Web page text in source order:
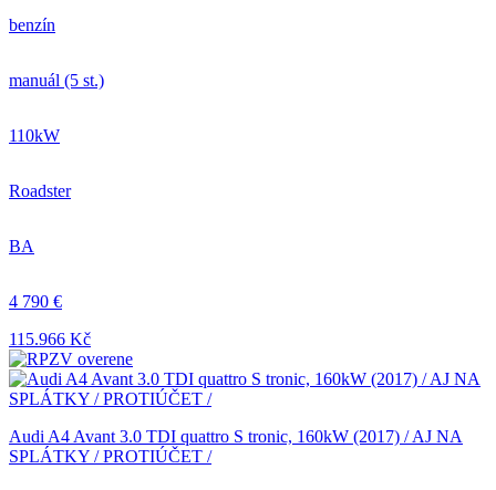
benzín
manuál (5 st.)
110kW
Roadster
BA
4 790 €
115.966 Kč
Audi A4 Avant 3.0 TDI quattro S tronic, 160kW (2017) / AJ NA
SPLÁTKY / PROTIÚČET /